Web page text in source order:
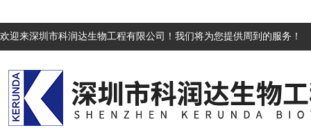
欢迎来深圳市科润达生物工程有限公司！我们将为您提供周到的服务！